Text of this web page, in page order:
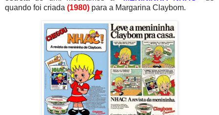
quando foi criada (1980) para a Margarina Claybom.